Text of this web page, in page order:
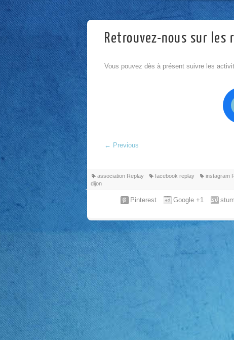
Retrouvez-nous sur les
Vous pouvez dès à présent suivre les
← Previous
association Replay facebook replay instagram
dijon
Google +1
Pinterest